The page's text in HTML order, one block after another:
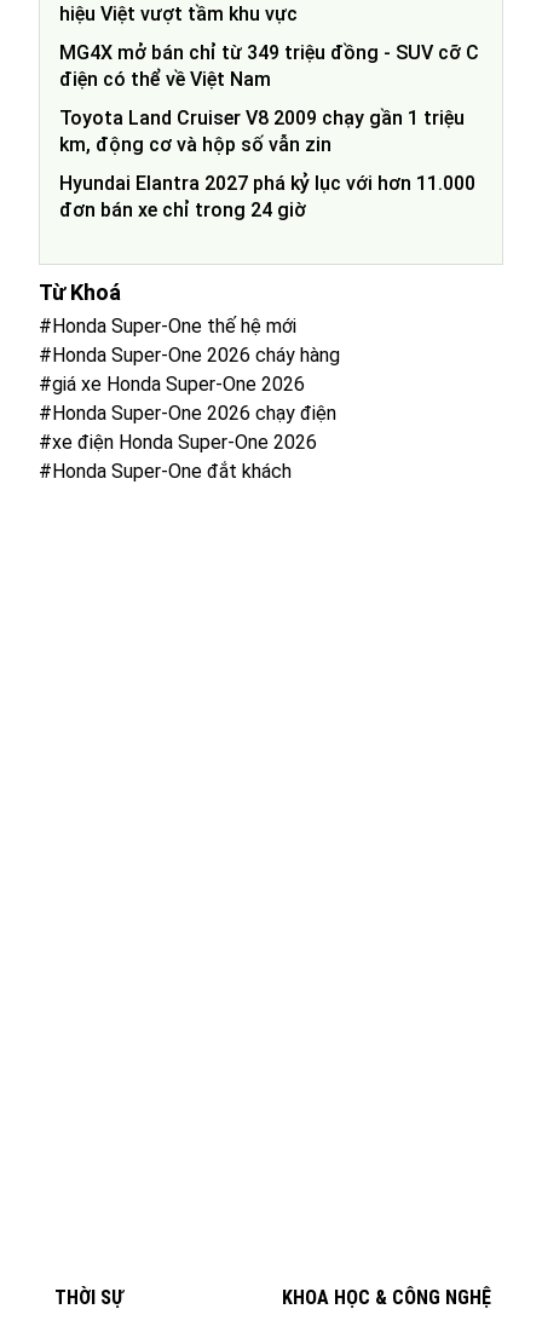
hiệu Việt vượt tầm khu vực
MG4X mở bán chỉ từ 349 triệu đồng - SUV cỡ C
điện có thể về Việt Nam
Toyota Land Cruiser V8 2009 chạy gần 1 triệu
km, động cơ và hộp số vẫn zin
Hyundai Elantra 2027 phá kỷ lục với hơn 11.000
đơn bán xe chỉ trong 24 giờ
Từ Khoá
#Honda Super-One thế hệ mới
#Honda Super-One 2026 cháy hàng
#giá xe Honda Super-One 2026
#Honda Super-One 2026 chạy điện
#xe điện Honda Super-One 2026
#Honda Super-One đắt khách
THỜI SỰ KHOA HỌC & CÔNG NGHỆ